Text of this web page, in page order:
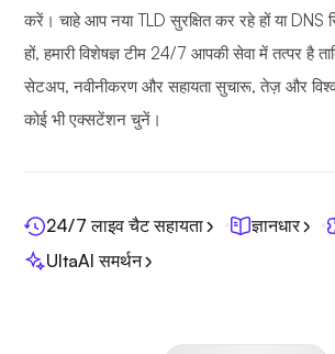
करें। चाहे आप नया TLD सुरक्षित कर रहे हों या DNS
हों, हमारी विशेषज्ञ टीम 24/7 आपकी सेवा में तत्पर है
सेटअप, नवीनीकरण और सहायता सुचारू, तेज़ और
कोई भी एक्सटेंशन चुनें।
24/7 लाइव चैट सहायता ज्ञानधार
UltaAI समर्थन